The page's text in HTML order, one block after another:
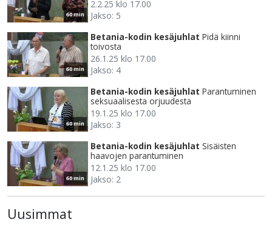
60 min
2.2.25 klo 17.00
Jakso: 5
60 min
Betania-kodin kesäjuhlat Pidä kiinni
toivosta
26.1.25 klo 17.00
Jakso: 4
60 min
Betania-kodin kesäjuhlat Parantuminen
seksuaalisesta orjuudesta
19.1.25 klo 17.00
Jakso: 3
60 min
Betania-kodin kesäjuhlat Sisäisten
haavojen parantuminen
12.1.25 klo 17.00
Jakso: 2
Uusimmat